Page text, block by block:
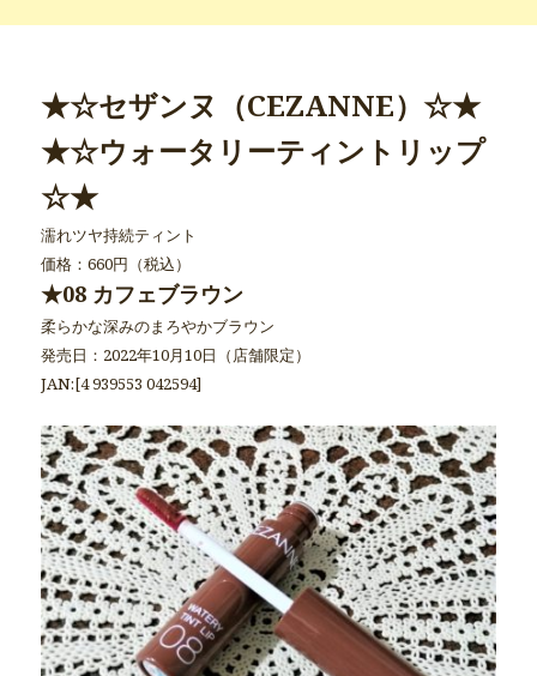
★☆セザンヌ（CEZANNE）☆★
★☆ウォータリーティントリップ
☆★
濡れツヤ持続ティント
価格：660円（税込）
★08 カフェブラウン
柔らかな深みのまろやかブラウン
発売日：2022年10月10日（店舗限定）
JAN:[4 939553 042594]